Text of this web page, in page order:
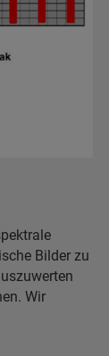
Bilder zu
Wir